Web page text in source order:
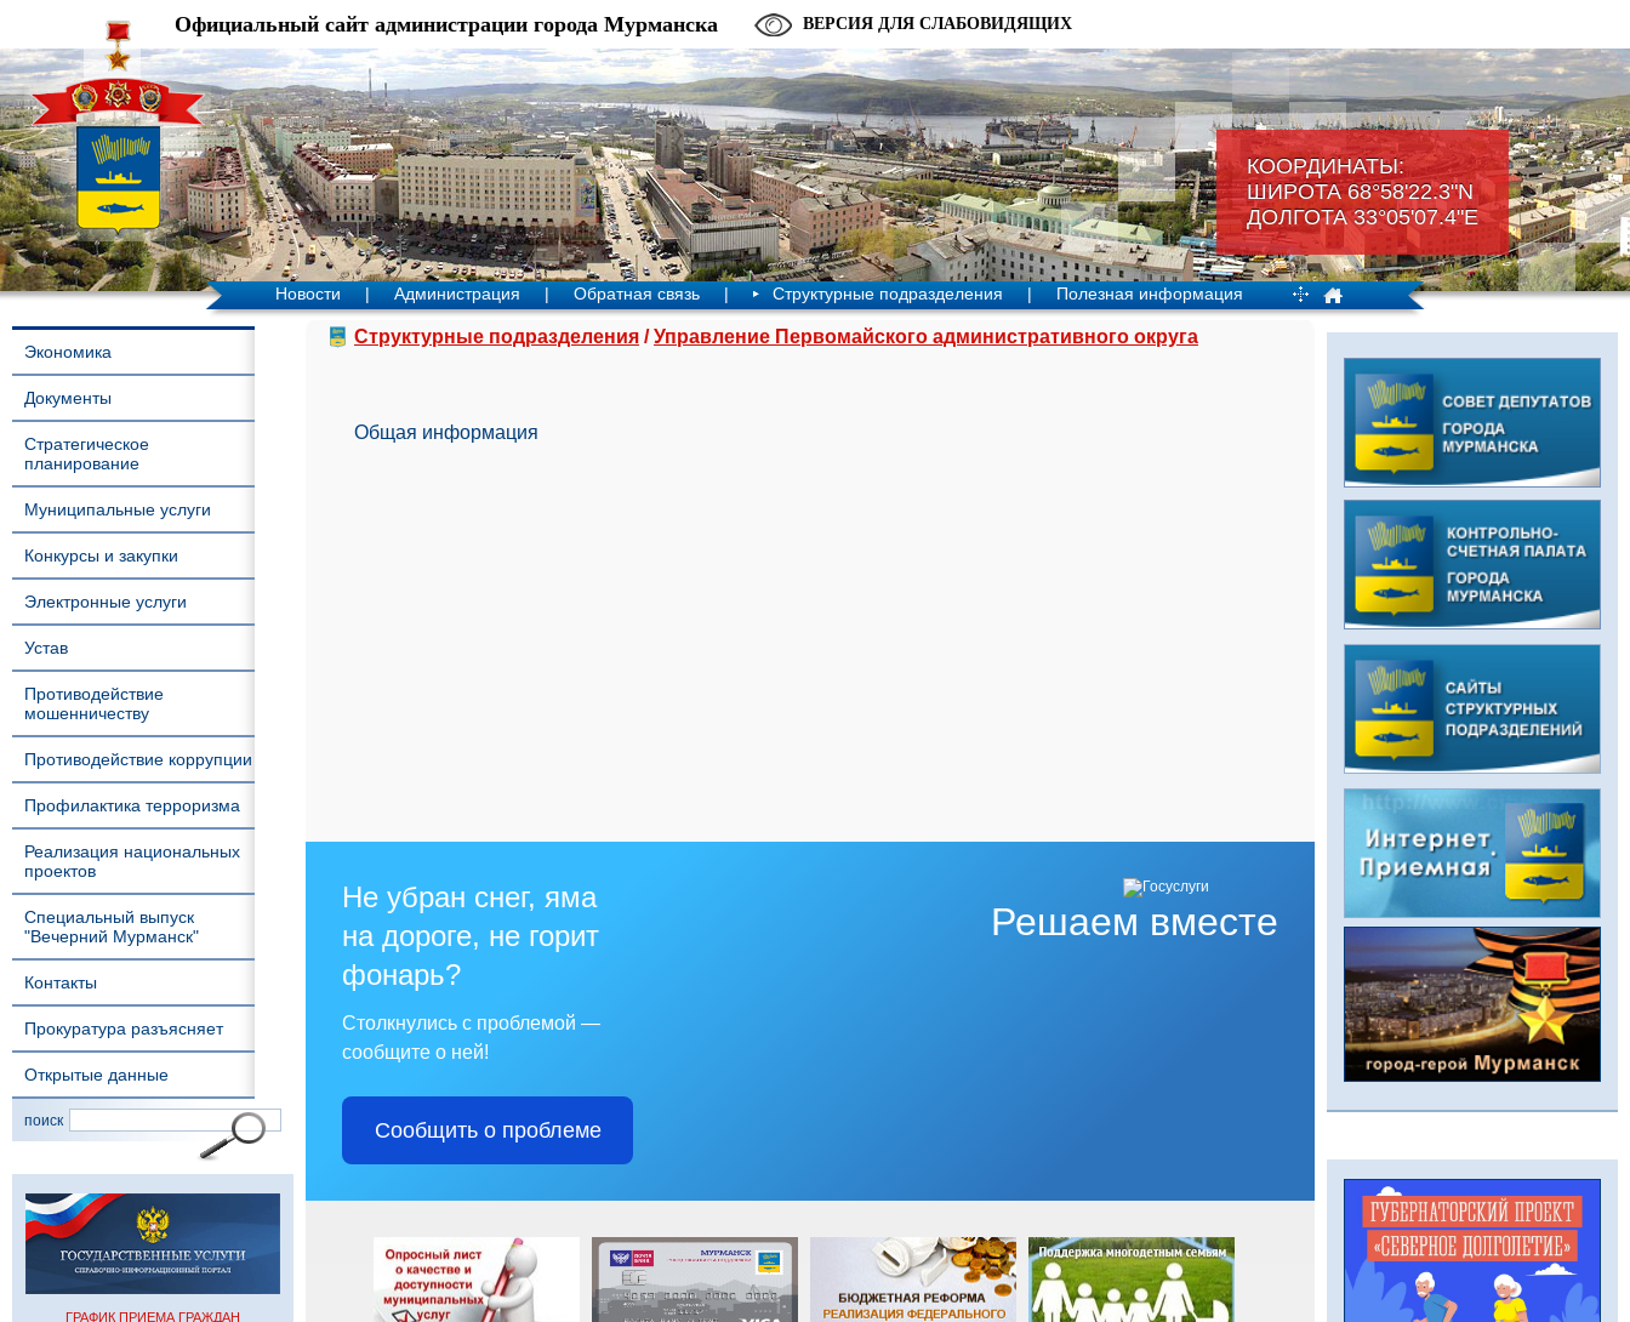
КООРДИНАТЫ:
ШИРОТА 68°58'22.3"N
ДОЛГОТА 33°05'07.4"Е
Официальный сайт администрации города Мурманска ВЕРСИЯ ДЛЯ СЛАБОВИДЯЩИХ
Новости | Администрация | Обратная связь | Структурные подразделения | Полезная информация
Экономика
Документы
Стратегическое
планирование
Муниципальные услуги
Конкурсы и закупки
Электронные услуги
Устав
Противодействие
мошенничеству
Противодействие коррупции
Профилактика терроризма
Реализация национальных
проектов
Специальный выпуск
"Вечерний Мурманск"
Контакты
Прокуратура разъясняет
Открытые данные
поиск
ГРАФИК ПРИЕМА ГРАЖДАН
Структурные подразделения /Управление Первомайского административного округа
Общая информация
Решаем вместе
Не убран снег, яма
на дороге, не горит
фонарь?
Столкнулись с проблемой —
сообщите о ней!
Сообщить о проблеме